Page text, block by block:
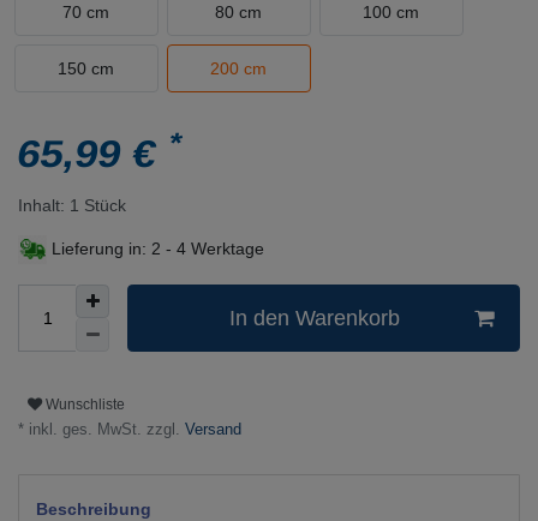
70 cm 80 cm 100 cm
150 cm 200 cm
65,99 €*
Inhalt: 1 Stück
Lieferung in: 2 - 4 Werktage
In den Warenkorb
Wunschliste
* inkl. ges. MwSt. zzgl. Versand
Beschreibung